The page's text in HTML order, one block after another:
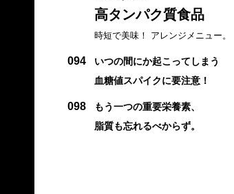
高タンパク質食品
時短で美味！ アレンジメニュー。
094
いつの間にか起こってしまう
血糖値スパイクに要注意！
098
もう一つの重要栄養素、
脂質も忘れるべからず。